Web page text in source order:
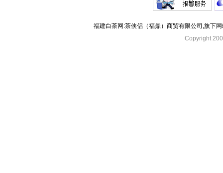
福建白茶网:茶侠侣（福鼎）商贸有限公司,旗下
Copyright